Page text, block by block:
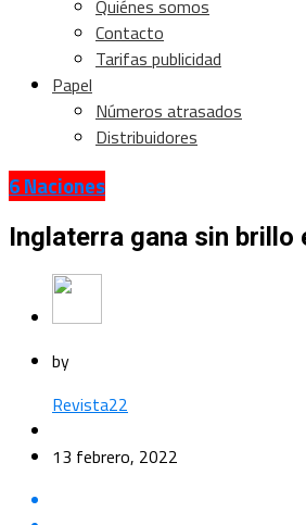
Quiénes somos
Contacto
Tarifas publicidad
Papel
Números atrasados
Distribuidores
6 Naciones
Inglaterra gana sin brillo
by
Revista22
13 febrero, 2022